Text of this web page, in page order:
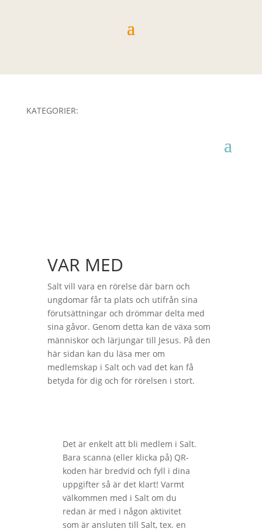
KATEGORIER:
VAR MED
Salt vill vara en rörelse där barn och
ungdomar får ta plats och utifrån sina
förutsättningar och drömmar delta med
sina gåvor. Genom detta kan de växa som
människor och lärjungar till Jesus. På den
här sidan kan du läsa mer om
medlemskap i Salt och vad det kan få
betyda för dig och för rörelsen i stort.
Det är enkelt att bli medlem i Salt.
Bara scanna (eller klicka på) QR-
koden här bredvid och fyll i dina
uppgifter så är det klart! Varmt
välkommen med i Salt om du
redan är med i någon aktivitet
som är ansluten till Salt, tex. en